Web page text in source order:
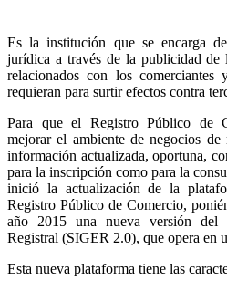
Es la institución que se encarga
jurídica a través de la publicidad de
relacionados con los
requieran para surtir efectos contra
Para que el Registro Público de
mejorar el ambiente de negocios de
información actualizada, oportuna,
para la inscripción como para la
inició la actualización de la
Registro Público de Comercio,
año 2015 una nueva versión del
Registral (SIGER 2.0), que opera en
Esta nueva plataforma tiene las